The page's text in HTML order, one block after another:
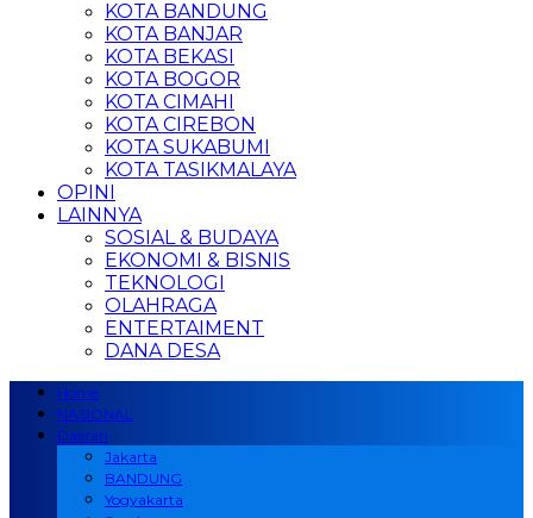
KOTA BANDUNG
KOTA BANJAR
KOTA BEKASI
KOTA BOGOR
KOTA CIMAHI
KOTA CIREBON
KOTA SUKABUMI
KOTA TASIKMALAYA
OPINI
LAINNYA
SOSIAL & BUDAYA
EKONOMI & BISNIS
TEKNOLOGI
OLAHRAGA
ENTERTAIMENT
DANA DESA
Home
NASIONAL
Daerah
Jakarta
BANDUNG
Yogyakarta